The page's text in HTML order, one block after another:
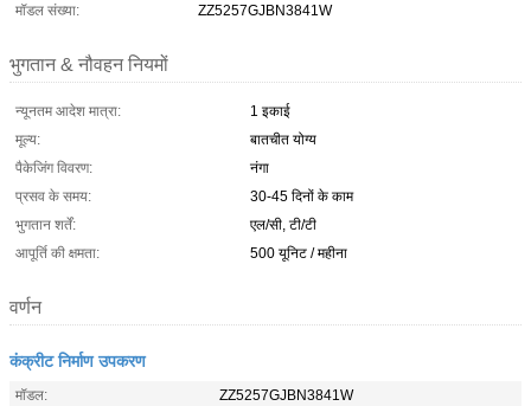
मॉडल संख्या:
ZZ5257GJBN3841W
भुगतान & नौवहन नियमों
न्यूनतम आदेश मात्रा:
1 इकाई
मूल्य:
बातचीत योग्य
पैकेजिंग विवरण:
नंगा
प्रसव के समय:
30-45 दिनों के काम
भुगतान शर्तें:
एल/सी, टी/टी
आपूर्ति की क्षमता:
500 यूनिट / महीना
वर्णन
कंक्रीट निर्माण उपकरण
मॉडल:
ZZ5257GJBN3841W